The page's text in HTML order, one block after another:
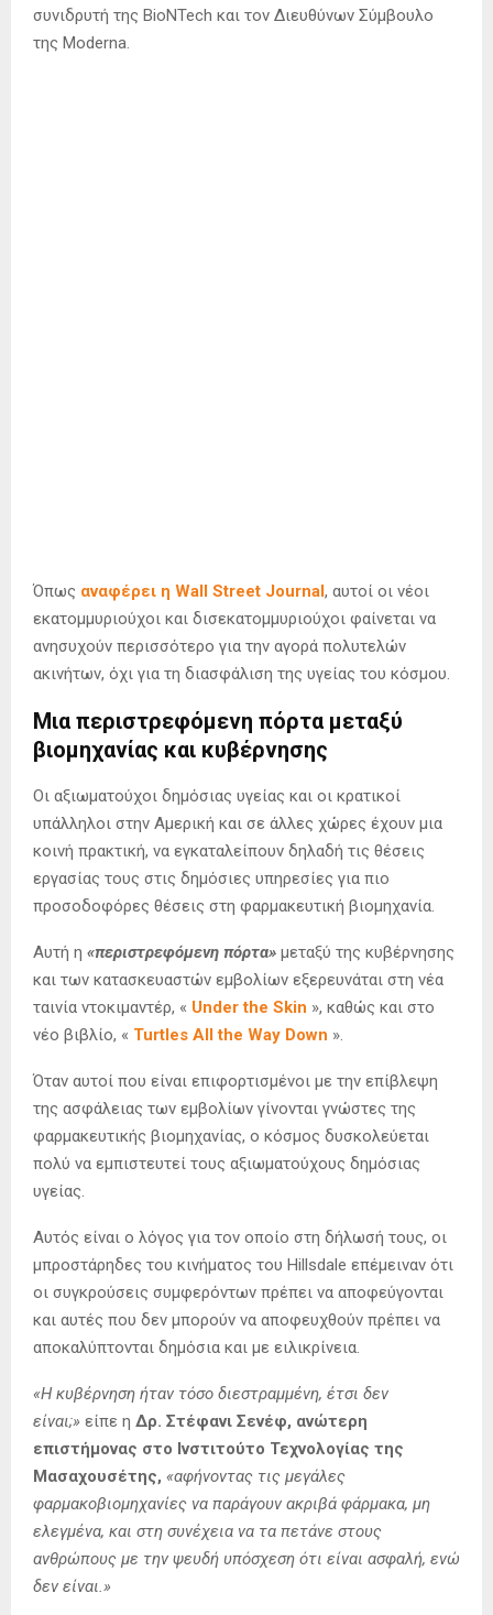
συνιδρυτή της BioNTech και τον Διευθύνων Σύμβουλο
της Moderna.
Όπως αναφέρει η Wall Street Journal, αυτοί οι νέοι
εκατομμυριούχοι και δισεκατομμυριούχοι φαίνεται να
ανησυχούν περισσότερο για την αγορά πολυτελών
ακινήτων, όχι για τη διασφάλιση της υγείας του κόσμου.
Μια περιστρεφόμενη πόρτα μεταξύ
βιομηχανίας και κυβέρνησης
Οι αξιωματούχοι δημόσιας υγείας και οι κρατικοί
υπάλληλοι στην Αμερική και σε άλλες χώρες έχουν μια
κοινή πρακτική, να εγκαταλείπουν δηλαδή τις θέσεις
εργασίας τους στις δημόσιες υπηρεσίες για πιο
προσοδοφόρες θέσεις στη φαρμακευτική βιομηχανία.
Αυτή η «περιστρεφόμενη πόρτα» μεταξύ της κυβέρνησης
και των κατασκευαστών εμβολίων εξερευνάται στη νέα
ταινία ντοκιμαντέρ, « Under the Skin », καθώς και στο
νέο βιβλίο, « Turtles All the Way Down ».
Όταν αυτοί που είναι επιφορτισμένοι με την επίβλεψη
της ασφάλειας των εμβολίων γίνονται γνώστες της
φαρμακευτικής βιομηχανίας, ο κόσμος δυσκολεύεται
πολύ να εμπιστευτεί τους αξιωματούχους δημόσιας
υγείας.
Αυτός είναι ο λόγος για τον οποίο στη δήλωσή τους, οι
μπροστάρηδες του κινήματος του Hillsdale επέμειναν ότι
οι συγκρούσεις συμφερόντων πρέπει να αποφεύγονται
και αυτές που δεν μπορούν να αποφευχθούν πρέπει να
αποκαλύπτονται δημόσια και με ειλικρίνεια.
«Η κυβέρνηση ήταν τόσο διεστραμμένη, έτσι δεν
είναι;» είπε η Δρ. Στέφανι Σενέφ, ανώτερη
επιστήμονας στο Ινστιτούτο Τεχνολογίας της
Μασαχουσέτης, «αφήνοντας τις μεγάλες
φαρμακοβιομηχανίες να παράγουν ακριβά φάρμακα, μη
ελεγμένα, και στη συνέχεια να τα πετάνε στους
ανθρώπους με την ψευδή υπόσχεση ότι είναι ασφαλή, ενώ
δεν είναι.»